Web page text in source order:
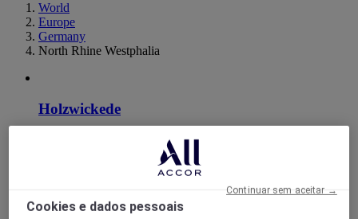
World
Europe
Germany
North Rhine Westphalia
Holzwickede
Cookies e dados pessoais
Continuar sem aceitar →